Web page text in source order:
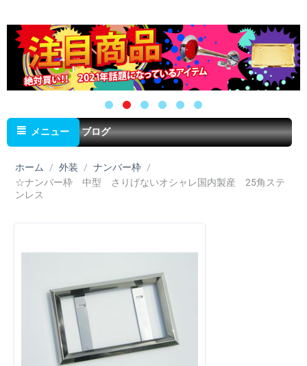
メニュー ブログ
ホーム / 外装 / ナンバー枠 /
☆ナンバー枠 中型 さりげないオシャレ国内製産 25角ステ
ンレス